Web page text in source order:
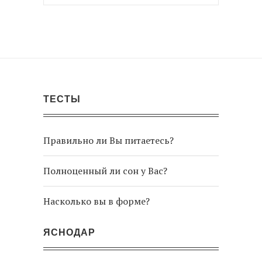
ТЕСТЫ
Правильно ли Вы питаетесь?
Полноценный ли сон у Вас?
Насколько вы в форме?
ЯСНОДАР